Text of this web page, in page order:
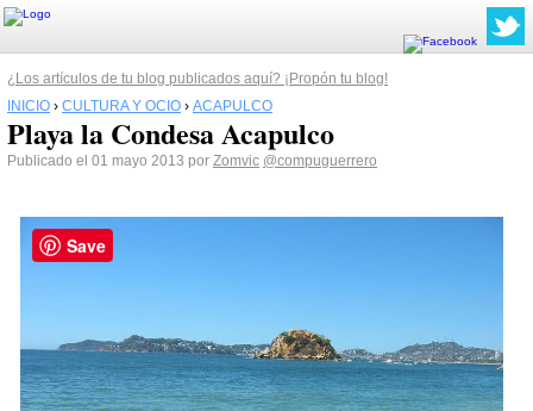
¿Los artículos de tu blog publicados aquí? ¡Propón tu blog!
INICIO › CULTURA Y OCIO › ACAPULCO
Playa la Condesa Acapulco
Publicado el 01 mayo 2013 por Zomvic @compuguerrero
Save